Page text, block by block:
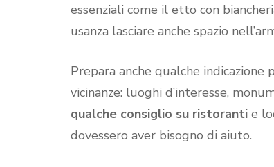
essenziali come il etto con
usanza lasciare anche spazio
Prepara anche qualche indicazione
vicinanze: luoghi d’interesse,
qualche consiglio su ristoranti e
dovessero aver bisogno di aiuto.